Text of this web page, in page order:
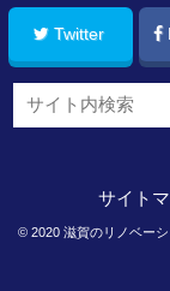
Twitter
サイト
© 2020 滋賀のリノベー